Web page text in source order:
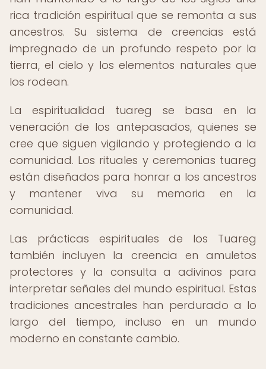
rica tradición espiritual que se remonta a sus
ancestros. Su sistema de creencias está
impregnado de un profundo respeto por la
tierra, el cielo y los elementos naturales que
los rodean.
La espiritualidad tuareg se basa en la
veneración de los antepasados, quienes se
cree que siguen vigilando y protegiendo a la
comunidad. Los rituales y ceremonias tuareg
están diseñados para honrar a los ancestros
y mantener viva su memoria en la
comunidad.
Las prácticas espirituales de los Tuareg
también incluyen la creencia en amuletos
protectores y la consulta a adivinos para
interpretar señales del mundo espiritual. Estas
tradiciones ancestrales han perdurado a lo
largo del tiempo, incluso en un mundo
moderno en constante cambio.